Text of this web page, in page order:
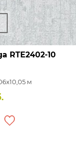
RTE2402-10
м